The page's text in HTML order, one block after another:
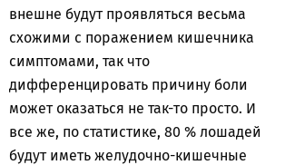
внешне будут проявляться весьма
схожими с поражением кишечника
симптомами, так что
дифференцировать причину боли
может оказаться не так-то просто. И
все же, по статистике, 80 % лошадей
будут иметь желудочно-кишечные